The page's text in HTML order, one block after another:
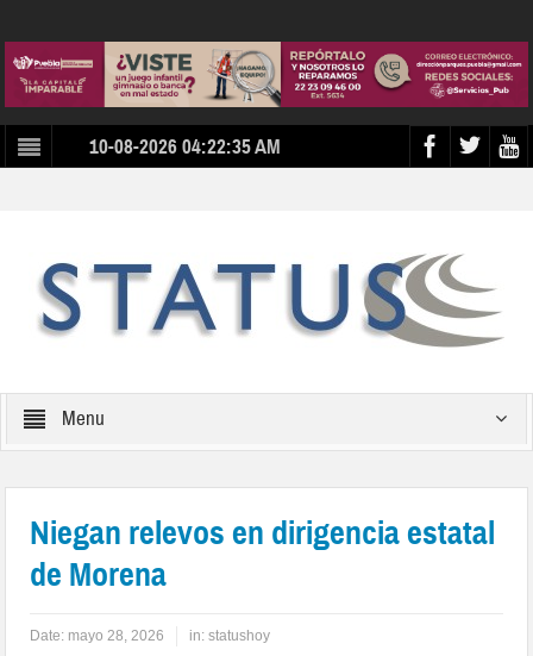
10-08-2026 04:22:35 AM
Menu
Niegan relevos en dirigencia estatal
de Morena
Date: mayo 28, 2026 in:statushoy